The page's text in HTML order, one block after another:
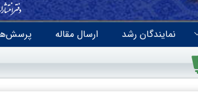
نمایندگان رشد ارسال مقاله